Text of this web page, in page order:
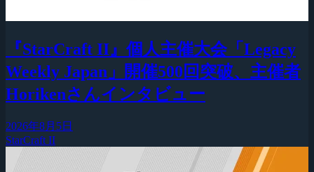
『StarCraft II』個人主催大会「Legacy
Weekly Japan」開催500回突破、主催者
Horikenさんインタビュー
2026年8月5日
StarCraft II